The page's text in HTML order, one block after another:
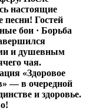
настоящие
песни! Гостей
бои · Борьба
и душевным
чая.
«Здоровое
— в очередной
и здоровье.